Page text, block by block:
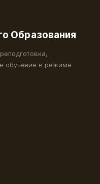
Образования
обучение в режиме